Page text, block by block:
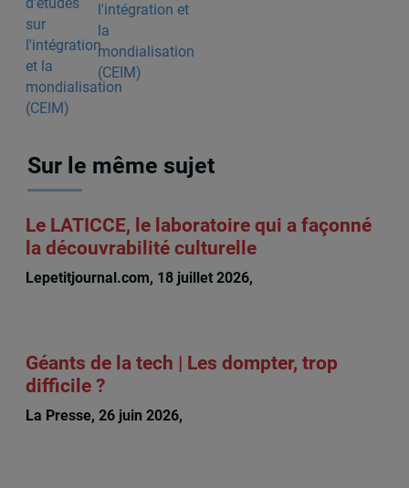
l'intégration et
la
mondialisation
(CEIM)
Sur le même sujet
Le LATICCE, le laboratoire qui a façonné
la découvrabilité culturelle
Lepetitjournal.com, 18 juillet 2026,
Géants de la tech | Les dompter, trop
difficile ?
La Presse, 26 juin 2026,